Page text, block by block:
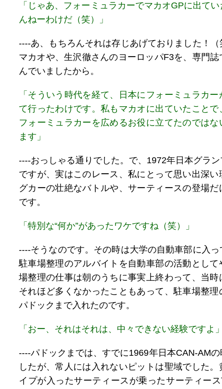
「じゃあ、フォーミュラカーでマカオGPに出て
んねーわけだ（笑）」
----あ、もちろんそれは存じあげておりました！
マカオや、生沢徹さんのヨーロッパF3を、専門
んでいましたから。
「そういう時代を経て、日本にフォーミュラカ
て行ったわけです。私もマカオに出ていたこと
フォーミュラカーを広めるお役に立てたのでは
ます」
----おっしゃる通りでした。で、1972年日本グラ
ですが、実はこのレース、私にとって思い出深
グカーの壮絶なバトルや、サーティースの登場
です。
「特別な“何か”があったワケですね（笑）」
----そうなのです。その時は大学の自動車部に入
駐車場整理のアルバイトを自動車部の活動として
場整理の仕事は朝のうちに事実上終わって、当時
それほど多くなかったこともあって、駐車場整
パドックまで入れたのです。
「おー、それはそれは、中々できない経験ですよ
----パドックまでは、すでに1969年日本CAN-AM
したが、常人には入れないピットは聖域でした
イプが入ったサーティースが乗ったサーティー